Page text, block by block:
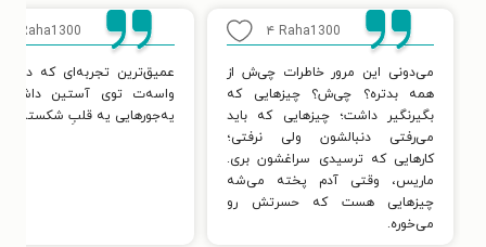
Raha1300 ۴
می‌دونی این مرور خاطرات چی‌ش از
همه بدتره؟ چی‌ش؟ چیزهایی که
بگیرنگیر داشت؛ چیزهایی که باید
می‌رفتی دنبالشون ولی نرفتی؛
کارهایی که ترسیدی سراغشون بری.
ماریس، وقتی آدم پخته می‌شه
چیزهایی هست که حسرتش رو
می‌خوره.
Raha1300
عمیق‌ترین تجربه‌ای که دنیا
واسه‌ت توی آستین داشته
یه‌جورهایی یه قلبِ